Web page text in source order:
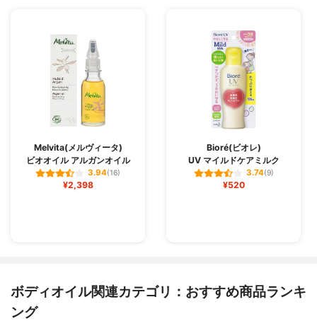
Melvita(メルヴィータ)
ビオオイル アルガンオイル
3.94(16)
¥2,398
Bioré(ビオレ)
UV マイルドケアミルク
3.74(9)
¥520
ボディオイル関連カテゴリ：おすすめ商品ランキ
ング